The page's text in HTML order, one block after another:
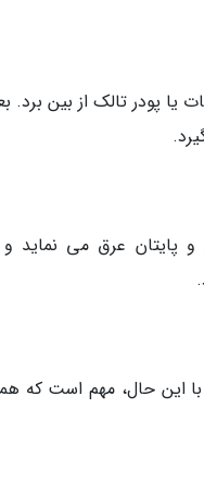
پودر تالک از بین برد.
پایتان عرق می نماید
این حال، مهم است که